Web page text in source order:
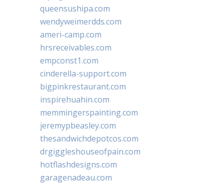
queensushipa.com
wendyweimerdds.com
ameri-camp.com
hrsreceivables.com
empconst1.com
cinderella-support.com
bigpinkrestaurant.com
inspirehuahin.com
memmingerspainting.com
jeremypbeasley.com
thesandwichdepotcos.com
drgiggleshouseofpain.com
hotflashdesigns.com
garagenadeau.com